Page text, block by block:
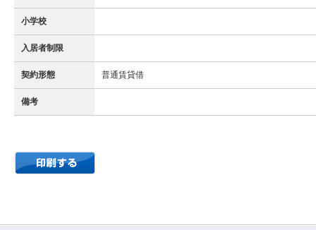
小学校
入居者制限
契約形態 普通賃貸借
備考